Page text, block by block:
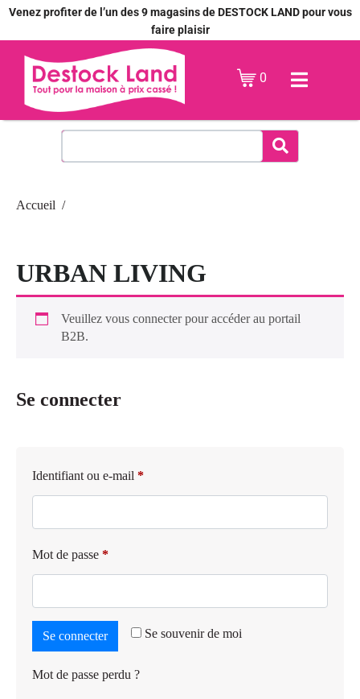
Venez profiter de l’un des 9 magasins de DESTOCK LAND pour vous
faire plaisir
0
Accueil
URBAN LIVING
Veuillez vous connecter pour accéder au portail
B2B.
Se connecter
Identifiant ou e-mail *
Mot de passe *
Se souvenir de moi
Se connecter
Mot de passe perdu ?